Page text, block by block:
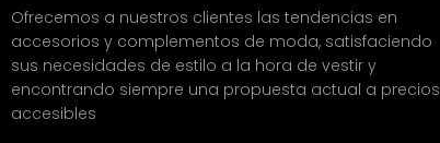
Ofrecemos a nuestros clientes las tendencias en
accesorios y complementos de moda, satisfaciendo
sus necesidades de estilo a la hora de vestir y
encontrando siempre una propuesta actual a precios
accesibles